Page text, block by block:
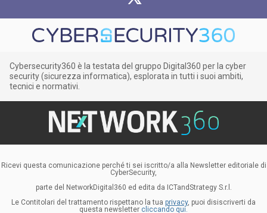
Cybersecurity360 è la testata del gruppo Digital360 per la cyber
security (sicurezza informatica), esplorata in tutti i suoi ambiti,
tecnici e normativi.
Ricevi questa comunicazione perché ti sei iscritto/a alla Newsletter editoriale di
CyberSecurity,
parte del NetworkDigital360 ed edita da ICTandStrategy S.r.l.
Le Contitolari del trattamento rispettano la tua privacy, puoi disiscriverti da
questa newsletter cliccando qui.